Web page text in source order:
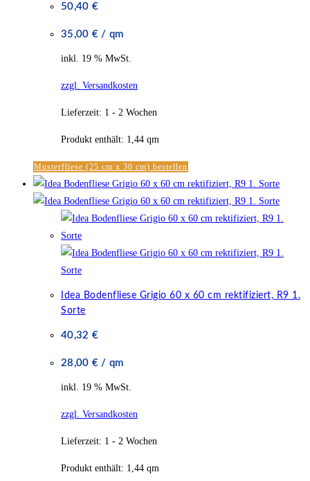
50,40 €
35,00 € /qm
inkl. 19 % MwSt.
zzgl. Versandkosten
Lieferzeit: 1 - 2 Wochen
Produkt enthält: 1,44 qm
Musterfliese (25 cm x 30 cm) bestellen
Idea Bodenfliese Grigio 60 x 60 cm rektifiziert, R9 1.
Sorte
40,32 €
28,00 € /qm
inkl. 19 % MwSt.
zzgl. Versandkosten
Lieferzeit: 1 - 2 Wochen
Produkt enthält: 1,44 qm